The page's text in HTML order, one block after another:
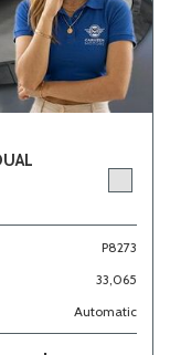
P8273
33,065
Automatic